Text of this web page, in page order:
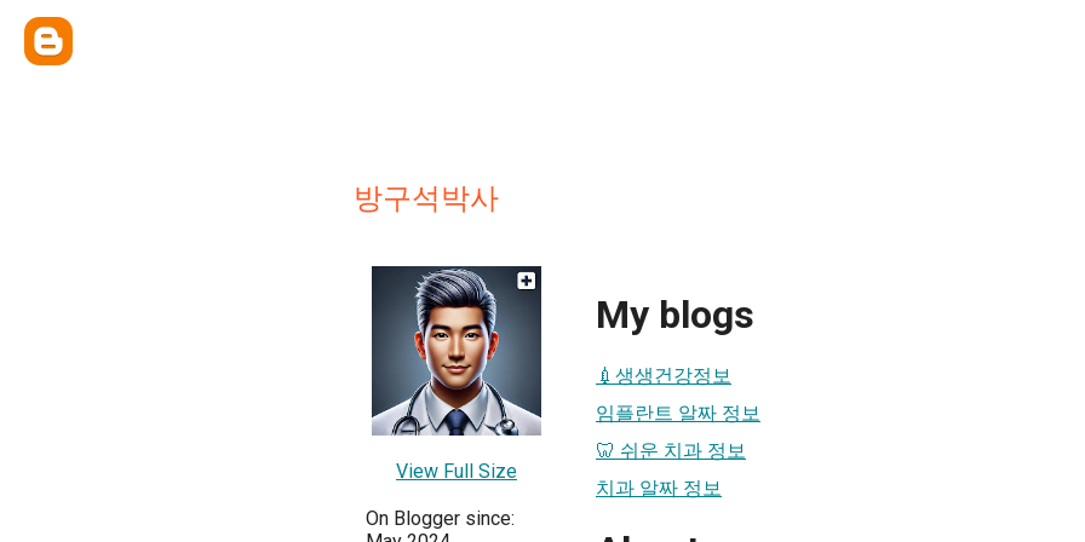
방구석박사
View Full Size
On Blogger since:
My blogs
💉생생건강정보
임플란트 알짜 정보
🦷 쉬운 치과 정보
치과 알짜 정보